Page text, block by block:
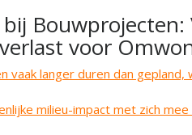
voor
vaak langer duren dan
milieu-impact met zich